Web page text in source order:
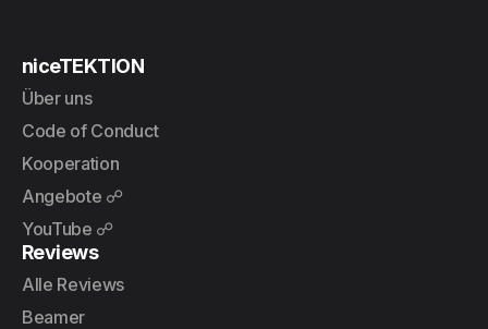
niceTEKTION
Über uns
Code of Conduct
Kooperation
Angebote ☍
YouTube ☍
Reviews
Alle Reviews
Beamer